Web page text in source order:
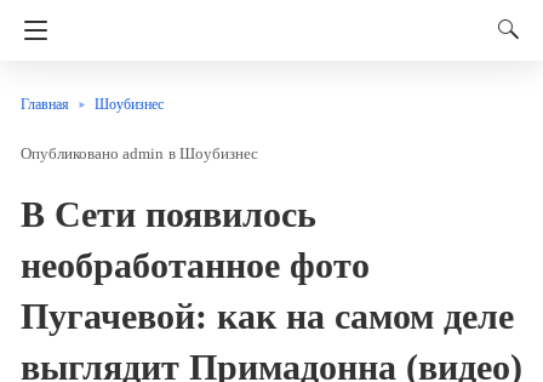
Главная Шоубизнес
admin в Шоубизнес
В Сети появилось
необработанное фото
Пугачевой: как на самом деле
выглядит Примадонна (видео)